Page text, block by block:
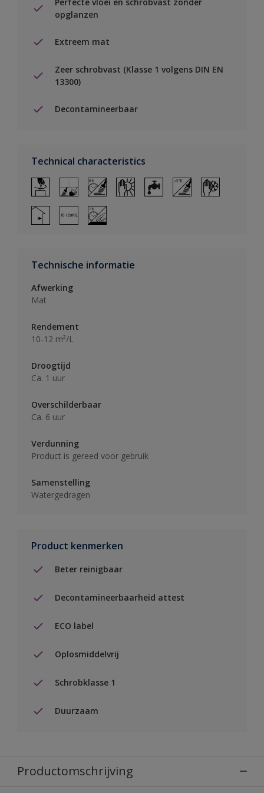
opglanzen
Extreem mat
Zeer schrobvast (Klasse 1 volgens DIN EN
13300)
Decontamineerbaar
Technical characteristics
Technische informatie
Afwerking
Mat
Rendement
10-12 m²/L
Droogtijd
Ca. 1 uur
Overschilderbaar
Ca. 6 uur
Verdunning
Product is gereed voor gebruik
Samenstelling
Watergedragen
Product kenmerken
Beter reinigbaar
Decontamineerbaarheid attest
ECO label
Oplosmiddelvrij
Schrobklasse 1
Duurzaam
Productomschrijving